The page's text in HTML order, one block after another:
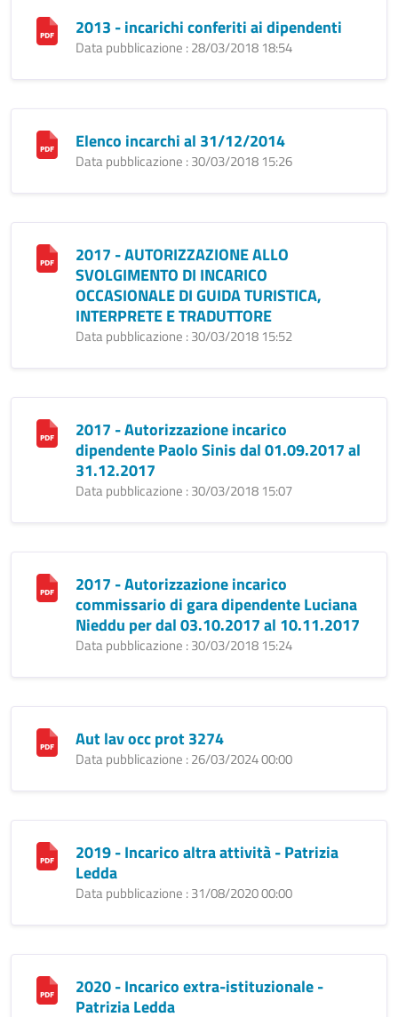
2013 - incarichi conferiti ai dipendenti
Data pubblicazione : 28/03/2018 18:54
Elenco incarchi al 31/12/2014
Data pubblicazione : 30/03/2018 15:26
2017 - AUTORIZZAZIONE ALLO
SVOLGIMENTO DI INCARICO
OCCASIONALE DI GUIDA TURISTICA,
INTERPRETE E TRADUTTORE
Data pubblicazione : 30/03/2018 15:52
2017 - Autorizzazione incarico
dipendente Paolo Sinis dal 01.09.2017 al
31.12.2017
Data pubblicazione : 30/03/2018 15:07
2017 - Autorizzazione incarico
commissario di gara dipendente Luciana
Nieddu per dal 03.10.2017 al 10.11.2017
Data pubblicazione : 30/03/2018 15:24
Aut lav occ prot 3274
Data pubblicazione : 26/03/2024 00:00
2019 - Incarico altra attività - Patrizia
Ledda
Data pubblicazione : 31/08/2020 00:00
2020 - Incarico extra-istituzionale -
Patrizia Ledda